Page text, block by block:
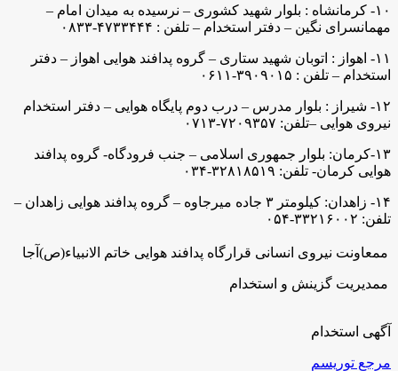
۱۰- کرمانشاه : بلوار شهید کشوری – نرسیده به میدان امام –
مهمانسرای نگین – دفتر استخدام – تلفن : ۴۷۳۳۴۴۴-۰۸۳۳
۱۱- اهواز : اتوبان شهید ستاری – گروه پدافند هوایی اهواز – دفتر
استخدام – تلفن : ۳۹۰۹۰۱۵-۰۶۱۱
۱۲- شیراز : بلوار مدرس – درب دوم پایگاه هوایی – دفتر استخدام
نیروی هوایی –تلفن: ۷۲۰۹۳۵۷-۰۷۱۳
۱۳-کرمان: بلوار جمهوری اسلامی – جنب فرودگاه- گروه پدافند
هوایی کرمان- تلفن: ۳۲۸۱۸۵۱۹-۰۳۴
۱۴- زاهدان: کیلومتر ۳ جاده میرجاوه – گروه پدافند هوایی زاهدان –
تلفن: ۳۳۲۱۶۰۰۲-۰۵۴
ممعاونت نیروی انسانی قرارگاه پدافند هوایی خاتم الانبیاء(ص)آجا
ممدیریت گزینش و استخدام
آگهی استخدام
مرجع توریسم